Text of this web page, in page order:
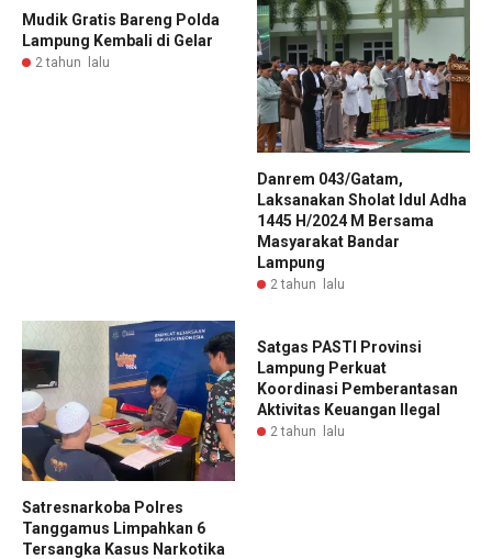
Mudik Gratis Bareng Polda
Lampung Kembali di Gelar
2 tahun lalu
Danrem 043/Gatam,
Laksanakan Sholat Idul Adha
1445 H/2024 M Bersama
Masyarakat Bandar
Lampung
2 tahun lalu
Satresnarkoba Polres
Tanggamus Limpahkan 6
Tersangka Kasus Narkotika
Satgas PASTI Provinsi
Lampung Perkuat
Koordinasi Pemberantasan
Aktivitas Keuangan Ilegal
2 tahun lalu